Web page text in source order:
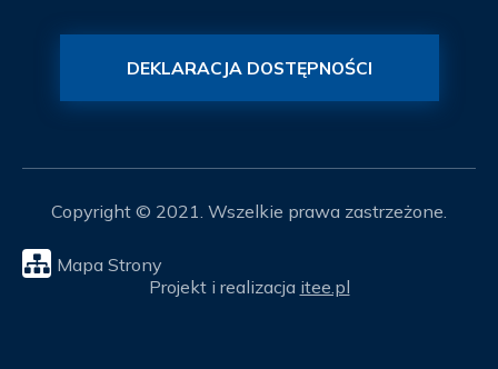
DEKLARACJA DOSTĘPNOŚCI
Copyright © 2021. Wszelkie prawa zastrzeżone.
Mapa Strony
Projekt i realizacja itee.pl